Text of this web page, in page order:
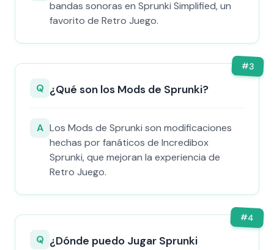
bandas sonoras en Sprunki Simplified, un
favorito de Retro Juego.
#3
Q ¿Qué son los Mods de Sprunki?
A Los Mods de Sprunki son modificaciones
hechas por fanáticos de Incredibox
Sprunki, que mejoran la experiencia de
Retro Juego.
#4
Q ¿Dónde puedo Jugar Sprunki